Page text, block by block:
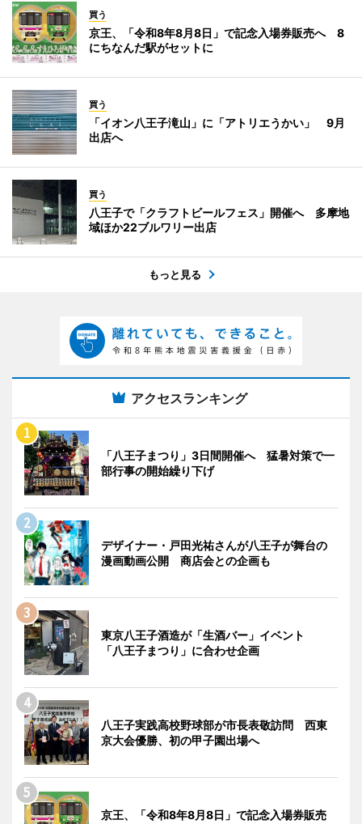
買う
京王、「令和8年8月8日」で記念入場券販売へ 8
にちなんだ駅がセットに
買う
「イオン八王子滝山」に「アトリエうかい」 9月
出店へ
買う
八王子で「クラフトビールフェス」開催へ 多摩地
域ほか22ブルワリー出店
もっと見る
アクセスランキング
「八王子まつり」3日間開催へ 猛暑対策で一
部行事の開始繰り下げ
デザイナー・戸田光祐さんが八王子が舞台の
漫画動画公開 商店会との企画も
東京八王子酒造が「生酒バー」イベント
「八王子まつり」に合わせ企画
八王子実践高校野球部が市長表敬訪問 西東
京大会優勝、初の甲子園出場へ
京王、「令和8年8月8日」で記念入場券販売